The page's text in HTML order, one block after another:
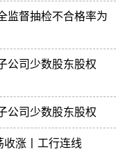
监督抽检不合格率为
公司少数股东股权
公司少数股东股权
收涨丨工行连线